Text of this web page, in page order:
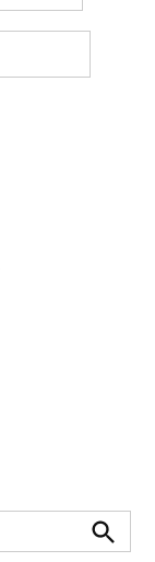
Search